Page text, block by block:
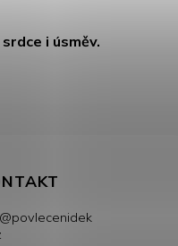
i úsměv.
@povlecenidek